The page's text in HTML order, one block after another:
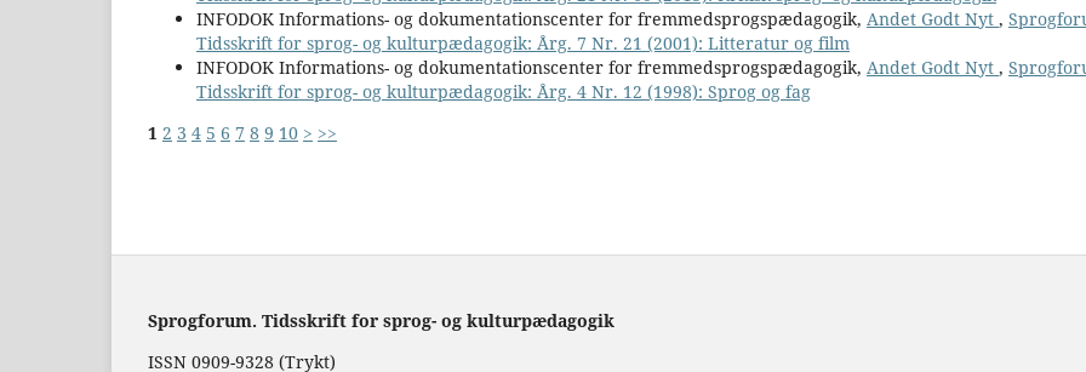
INFODOK Informations- og dokumentationscenter for fremmedsprogspædagogik, Andet Godt Nyt ,
Tidsskrift for sprog- og kulturpædagogik: Årg. 7 Nr. 21 (2001): Litteratur og film
INFODOK Informations- og dokumentationscenter for fremmedsprogspædagogik, Andet Godt Nyt ,
Tidsskrift for sprog- og kulturpædagogik: Årg. 4 Nr. 12 (1998): Sprog og fag
1 2 3 4 5 6 7 8 9 10 > >>
Sprogforum. Tidsskrift for sprog- og kulturpædagogik
ISSN 0909-9328 (Trykt)